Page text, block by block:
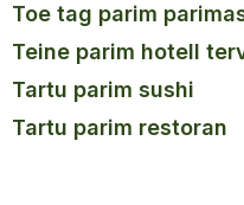
toe tag parim
teine parim hotell
tartu parim sushi
tartu parim restoran